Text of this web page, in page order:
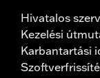
Hivatalos
Kezelési
Karbantartási